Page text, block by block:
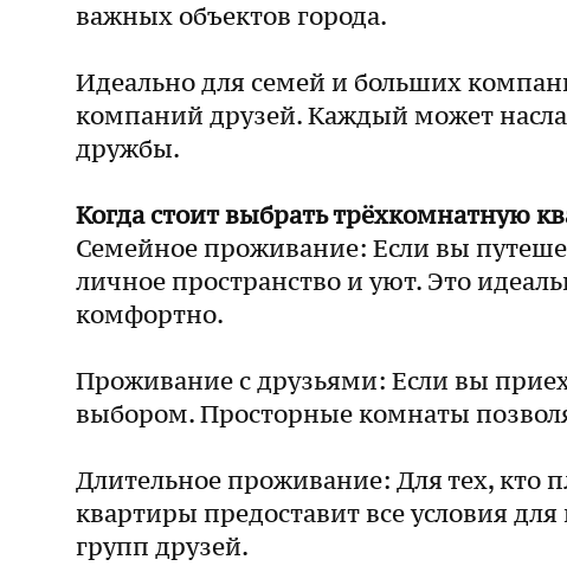
важных объектов города.
Идеально для семей и больших
компаний друзей. Каждый может
дружбы.
Когда стоит выбрать трёхкомнатную
Семейное проживание: Если вы
личное пространство и уют. Это
комфортно.
Проживание с друзьями: Если вы
выбором. Просторные комнаты
Длительное проживание: Для тех, кто
квартиры предоставит все условия
групп друзей.